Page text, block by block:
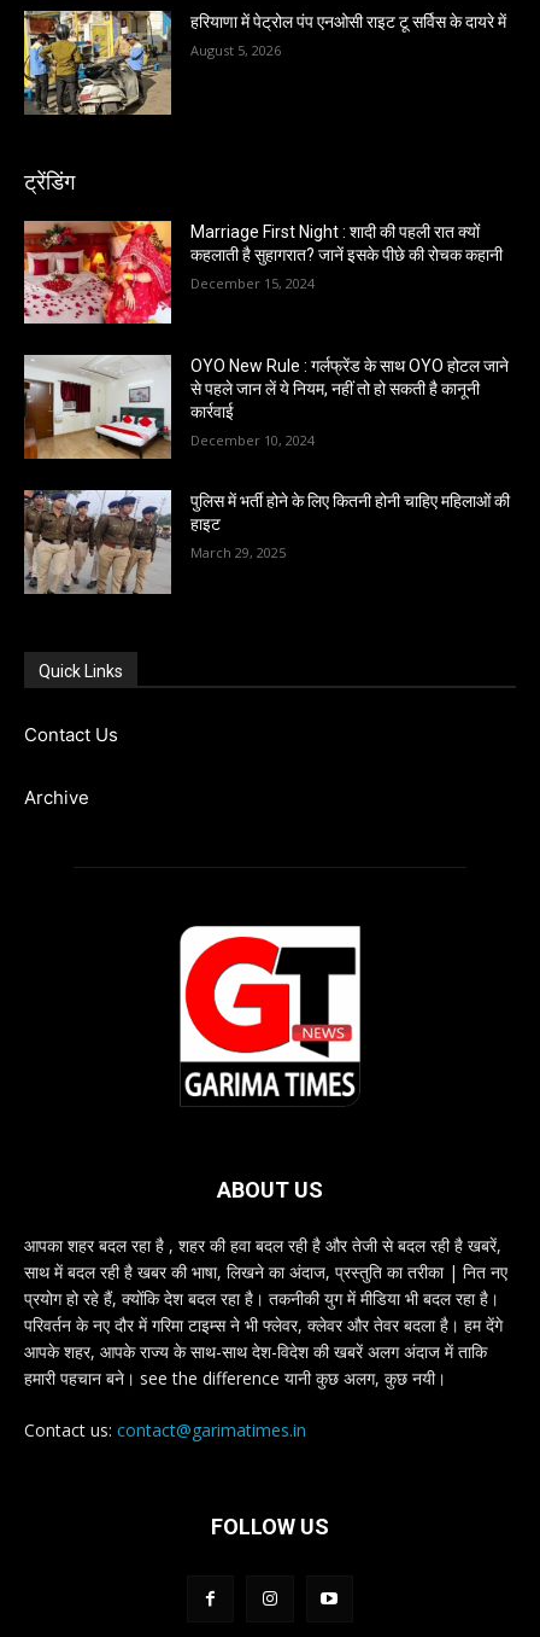
हरियाणा में पेट्रोल पंप एनओसी राइट टू सर्विस के दायरे में
August 5, 2026
ट्रेंडिंग
Marriage First Night : शादी की पहली रात क्यों
कहलाती है सुहागरात? जानें इसके पीछे की रोचक कहानी
December 15, 2024
OYO New Rule : गर्लफ्रेंड के साथ OYO होटल जाने
से पहले जान लें ये नियम, नहीं तो हो सकती है कानूनी
कार्रवाई
December 10, 2024
पुलिस में भर्ती होने के लिए कितनी होनी चाहिए महिलाओं की
हाइट
March 29, 2025
Quick Links
Contact Us
Archive
ABOUT US
आपका शहर बदल रहा है , शहर की हवा बदल रही है और तेजी से बदल रही है खबरें,
साथ में बदल रही है खबर की भाषा, लिखने का अंदाज, प्रस्तुति का तरीका | नित नए
प्रयोग हो रहे हैं, क्योंकि देश बदल रहा है। तकनीकी युग में मीडिया भी बदल रहा है।
परिवर्तन के नए दौर में गरिमा टाइम्स ने भी फ्लेवर, क्लेवर और तेवर बदला है। हम देंगे
आपके शहर, आपके राज्य के साथ-साथ देश-विदेश की खबरें अलग अंदाज में ताकि
हमारी पहचान बने। see the difference यानी कुछ अलग, कुछ नयी।
Contact us: contact@garimatimes.in
FOLLOW US